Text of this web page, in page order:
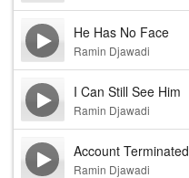
He Has No Face
Ramin Djawadi
I Can Still See Him
Ramin Djawadi
Account Terminated
Ramin Djawadi